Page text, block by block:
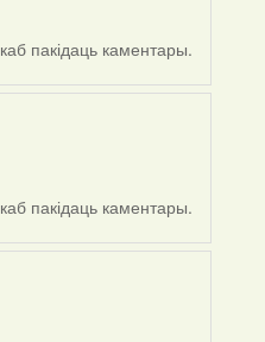
каб пакідаць каментары.
каб пакідаць каментары.